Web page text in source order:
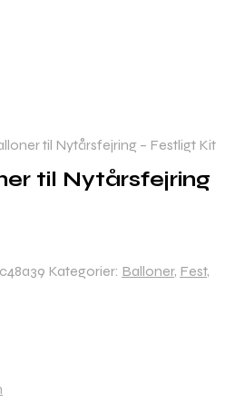
til Nytårsfejring – Festligt Kit
til Nytårsfejring
Kategorier: Balloner, Fest,